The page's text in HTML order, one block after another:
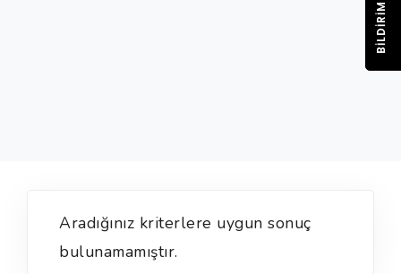
Aradığınız kriterlere uygun sonuç
bulunamamıştır.
BILDIRIM